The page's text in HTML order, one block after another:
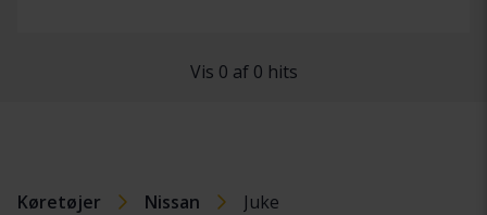
Vis 0 af 0 hits
Køretøjer Nissan Juke